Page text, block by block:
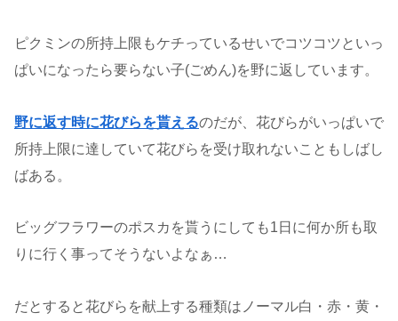
ピクミンの所持上限もケチっているせいでコツコツといっ
ぱいになったら要らない子(ごめん)を野に返しています。
野に返す時に花びらを貰えるのだが、花びらがいっぱいで
所持上限に達していて花びらを受け取れないこともしばし
ばある。
ビッグフラワーのポスカを貰うにしても1日に何か所も取
りに行く事ってそうないよなぁ…
だとすると花びらを献上する種類はノーマル白・赤・黄・